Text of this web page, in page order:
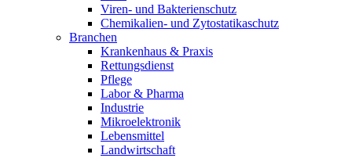
Viren- und Bakterienschutz
Chemikalien- und Zytostatikaschutz
Branchen
Krankenhaus & Praxis
Rettungsdienst
Pflege
Labor & Pharma
Industrie
Mikroelektronik
Lebensmittel
Landwirtschaft